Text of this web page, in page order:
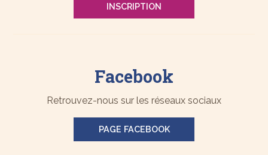
INSCRIPTION
Facebook
Retrouvez-nous sur les réseaux sociaux
PAGE FACEBOOK